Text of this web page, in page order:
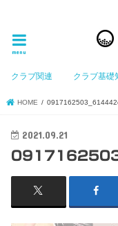
menu
クラブ関連 クラブ基礎
HOME
2021.09.21